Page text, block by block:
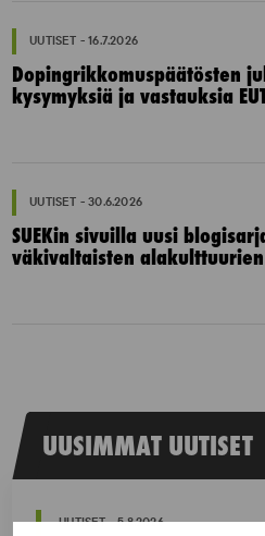
UUTISET - 16.7.2026
Dopingrikkomuspäätösten
kysymyksiä ja vastauksia
UUTISET - 30.6.2026
SUEKin sivuilla uusi
väkivaltaisten
UUSIMMAT UUTISET
UUTISET - 5.8.2026